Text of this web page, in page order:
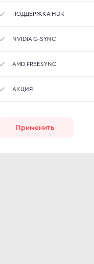
ПОДДЕРЖКА HDR
NVIDIA G-SYNC
AMD FREESYNC
АКЦИЯ
Применить